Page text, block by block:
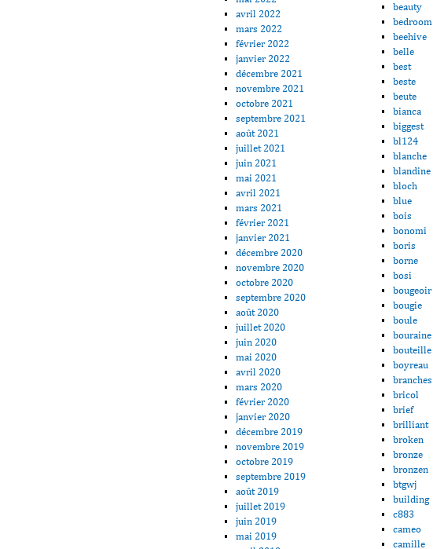
avril 2022
mars 2022
février 2022
janvier 2022
décembre 2021
novembre 2021
octobre 2021
septembre 2021
août 2021
juillet 2021
juin 2021
mai 2021
avril 2021
mars 2021
février 2021
janvier 2021
décembre 2020
novembre 2020
octobre 2020
septembre 2020
août 2020
juillet 2020
juin 2020
mai 2020
avril 2020
mars 2020
février 2020
janvier 2020
décembre 2019
novembre 2019
octobre 2019
septembre 2019
août 2019
juillet 2019
juin 2019
mai 2019
beauty
bedroom
beehive
belle
best
beste
beute
bianca
biggest
bl124
blanche
blandine
bloch
blue
bois
bonomi
boris
borne
bosi
bougeoir
bougie
boule
bouraine
bouteille
boyreau
branches
bricol
brief
brilliant
broken
bronze
bronzen
btgwj
building
c883
cameo
camille